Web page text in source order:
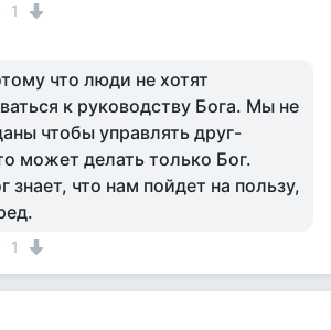
1
что люди не хотят
к руководству Бога. Мы не
чтобы управлять друг-
может делать только Бог.
знает, что нам пойдет на пользу,
1